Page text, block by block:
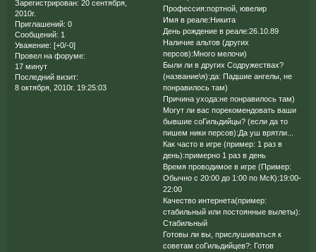
Зарегистрирован: 20 сентября,
2010г.
Приглашений: 0
Сообщений: 1
Уважение: [+0/-0]
Провел на форуме:
17 минут
Последний визит:
8 октября, 2010г. 19:25:03
Профессия:портной, ювелир
Имя в реале:Никита
День рождение в реале:26.10.89
Наличие альтов (других
персов):Много мелочи)
Были ли в других Содружествах?
(название\я):да: Падшие ангелы, не
понравилось там)
Причина ухода:не понравилось там)
Могут ли вас порекомендовать ваши
бывшие соГильдийцы? (если да то
пишем ники персов):Да уш врятли...
Как часто в игре (пример: 1 раз в
день):примерно 1 раз в день
Время проводимое в игре (Пример:
Обычно с 20:00 до 1:00 по МсК):19:00-
22:00
Качество интернета(пример:
стабильный или постоянные вылеты):
Стабильный
Готовы ли вы, прислушиваться к
советам соГильдийцев?: Готов